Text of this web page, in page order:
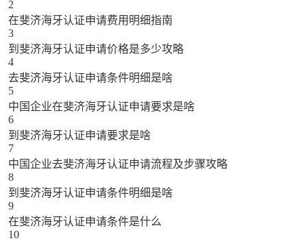
2
在斐济海牙认证申请费用明细指南
3
到斐济海牙认证申请价格是多少攻略
4
去斐济海牙认证申请条件明细是啥
5
中国企业在斐济海牙认证申请要求是啥
6
到斐济海牙认证申请要求是啥
7
中国企业去斐济海牙认证申请流程及步骤攻略
8
到斐济海牙认证申请条件明细是啥
9
在斐济海牙认证申请条件是什么
10